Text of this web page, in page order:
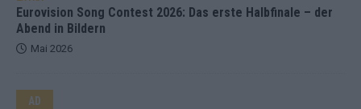
Eurovision Song Contest 2026: Das erste Halbfinale – der
Abend in Bildern
Mai 2026
AD